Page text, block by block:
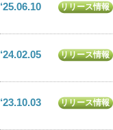
‘25.06.10 リリース情報
‘24.02.05 リリース情報
‘23.10.03 リリース情報